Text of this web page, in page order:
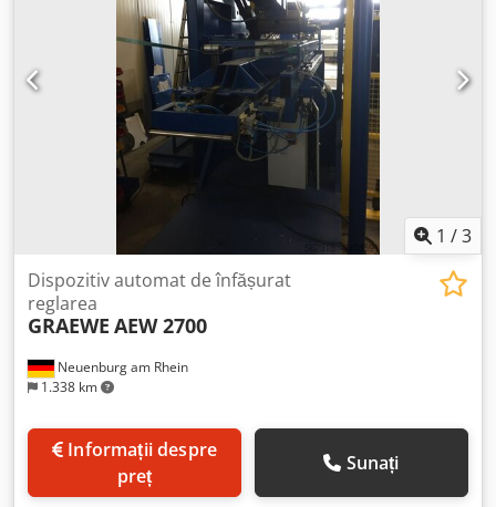
1 /3
Neuenburg am Rhein
1.338 km
Dispozitiv automat de înfășurat
reglarea
GRAEWE AEW 2700
preț
Sunați